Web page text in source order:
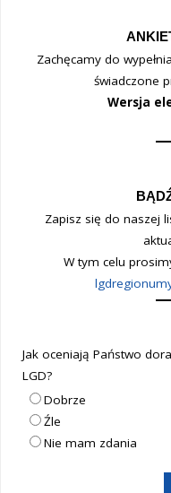
Zachęcamy do
świadczone
Wersja
Zapisz się do naszej
W tym celu prosimy
Jak oceniają Państwo
LGD?
Dobrze
Źle
Nie mam zdania